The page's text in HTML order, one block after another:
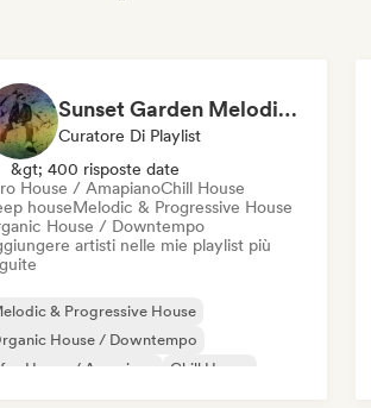
Sunset Garden Melodic & Organic House
Curatore Di Playlist
&gt; 400 risposte date
House / AmapianoChill House
houseMelodic & Progressive House
House / Downtempo
artisti nelle mie playlist più
& Progressive House
House / Downtempo
House / Amapiano
Chill House